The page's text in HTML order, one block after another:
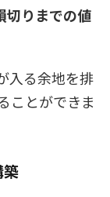
切りまでの値
入る余地を排
ことができま
築